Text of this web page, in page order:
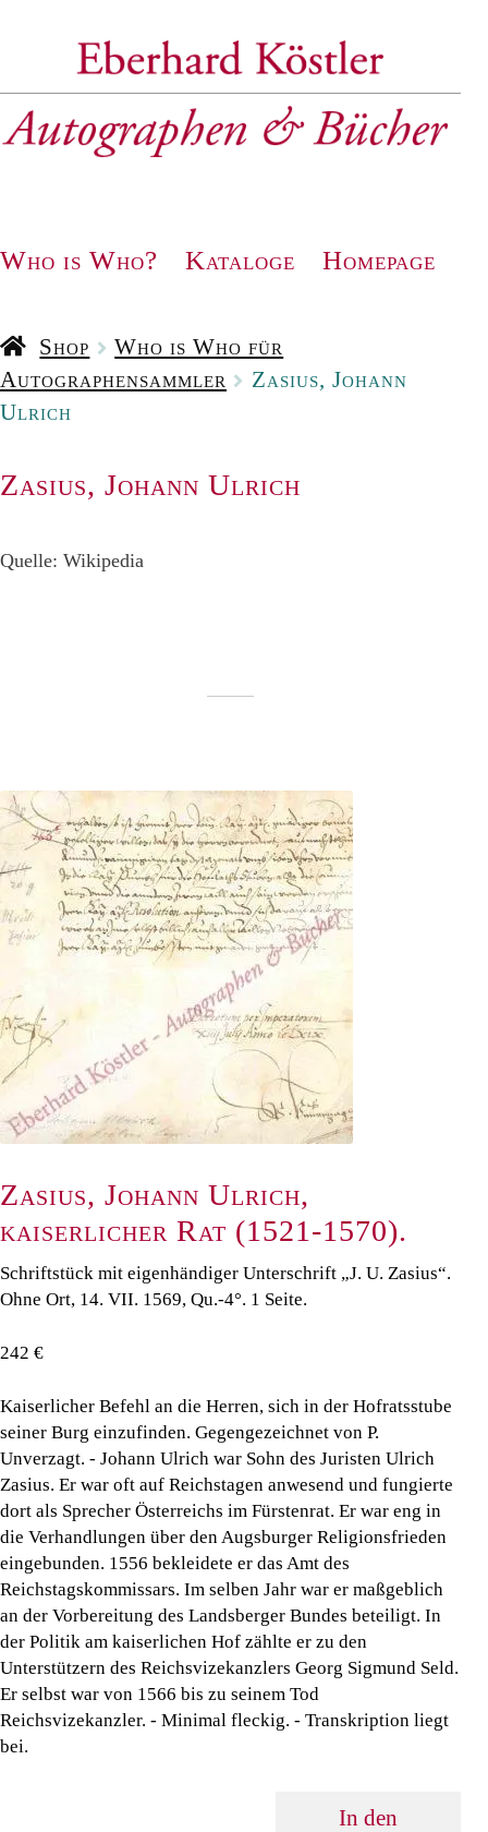
Navigation
Who is Who? Kataloge Homepage
Shop
Who is Who für
Autographensammler
Zasius, Johann
Ulrich
Zasius, Johann Ulrich
Quelle: Wikipedia
Zasius, Johann Ulrich,
kaiserlicher Rat (1521-1570).
Schriftstück mit eigenhändiger Unterschrift „J. U. Zasius“.
Ohne Ort, 14. VII. 1569, Qu.-4°. 1 Seite.
242 €
Kaiserlicher Befehl an die Herren, sich in der Hofratsstube
seiner Burg einzufinden. Gegengezeichnet von P.
Unverzagt. - Johann Ulrich war Sohn des Juristen Ulrich
Zasius. Er war oft auf Reichstagen anwesend und fungierte
dort als Sprecher Österreichs im Fürstenrat. Er war eng in
die Verhandlungen über den Augsburger Religionsfrieden
eingebunden. 1556 bekleidete er das Amt des
Reichstagskommissars. Im selben Jahr war er maßgeblich
an der Vorbereitung des Landsberger Bundes beteiligt. In
der Politik am kaiserlichen Hof zählte er zu den
Unterstützern des Reichsvizekanzlers Georg Sigmund Seld.
Er selbst war von 1566 bis zu seinem Tod
Reichsvizekanzler. - Minimal fleckig. - Transkription liegt
bei.
In den